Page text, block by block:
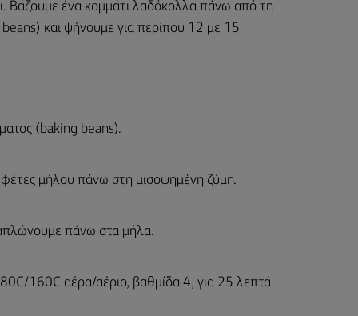
Βάζουμε ένα κομμάτι λαδόκολλα πάνω από τη
και ψήνουμε για περίπου 12 με 15
(baking beans).
μήλου πάνω στη μισοψημένη ζύμη.
πάνω στα μήλα.
160C αέρα/αέριο, βαθμίδα 4, για 25 λεπτά